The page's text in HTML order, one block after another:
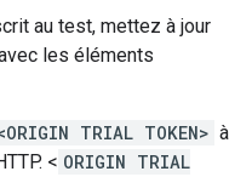
au test, mettez à jour
les éléments
TRIAL TOKEN> à
< ORIGIN TRIAL